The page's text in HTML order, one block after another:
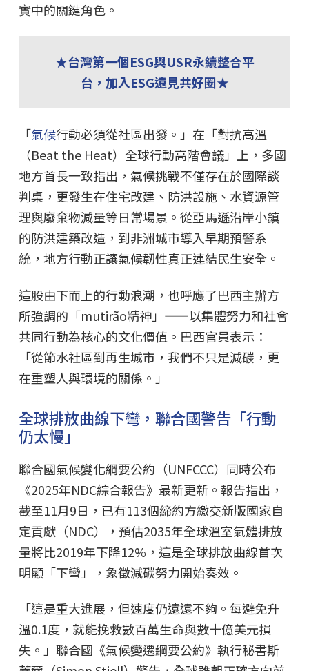
實中的關鍵角色。
★台灣第一個ESG與USR永續整合平
台，加入ESG遠見共好圈★
「氣候行動必須從社區出發。」在「對抗高溫
（Beat the Heat）全球行動高階會議」上，多國
地方首長一致指出，氣候挑戰不僅存在於國際談
判桌，更發生在住宅改建、防洪設施、水資源管
理與廢棄物減量等日常場景。從亞馬遜沿岸小鎮
的防洪建築改造，到非洲城市導入早期預警系
統，地方行動正讓氣候韌性真正連結民生安全。
這股由下而上的行動浪潮，也呼應了巴西主辦方
所強調的「mutirão精神」——以集體努力和社會
共同行動為核心的文化價值。巴西官員表示：
「從節水社區到再生城市，我們不只是減碳，更
在重塑人與環境的關係。」
全球排放曲線下彎，聯合國警告「行動
仍太慢」
聯合國氣候變化綱要公約（UNFCCC）同時公布
《2025年NDC綜合報告》最新更新。報告指出，
截至11月9日，已有113個締約方繳交新版國家自
定貢獻（NDC），預估2035年全球溫室氣體排放
量將比2019年下降12%，這是全球排放曲線首次
明顯「下彎」，象徵減碳努力開始奏效。
「這是重大進展，但速度仍遠遠不夠。每避免升
溫0.1度，就能挽救數百萬生命與數十億美元損
失。」聯合國《氣候變遷綱要公約》執行秘書斯